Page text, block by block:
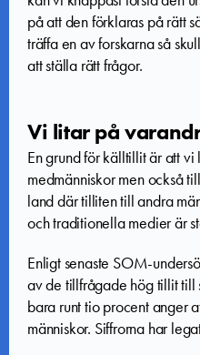
på att den förklaras på rätt
träffa en av forskarna så
att ställa rätt frågor.
Vi litar på
En grund för källtillit är att
medmänniskor men också
land där tilliten till andra
och traditionella medier är
Enligt senaste SOM-
av de tillfrågade hög tillit till
bara runt tio procent anger
människor. Siffrorna har